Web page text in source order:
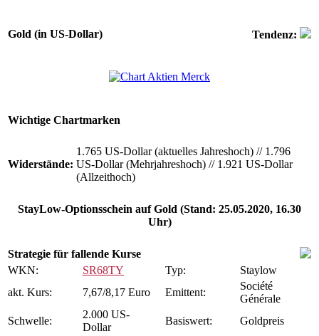
Gold (in US-Dollar) Tendenz:
Wichtige Chartmarken
Widerstände:
1.765 US-Dollar (aktuelles Jahreshoch) //1.796
US-Dollar (Mehrjahreshoch) //1.921 US-Dollar
(Allzeithoch)
StayLow-Optionsschein auf Gold (Stand: 25.05.2020, 16.30
Uhr)
Strategie für fallende Kurse
WKN:
SR68TY Typ:
Staylow
akt. Kurs:
7,67/8,17 Euro Emittent:
Société
Générale
Schwelle:
2.000 US-
Dollar
Basiswert:
Goldpreis